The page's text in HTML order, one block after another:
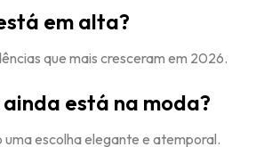
em alta?
que mais cresceram em 2026.
está na moda?
uma escolha elegante e atemporal.